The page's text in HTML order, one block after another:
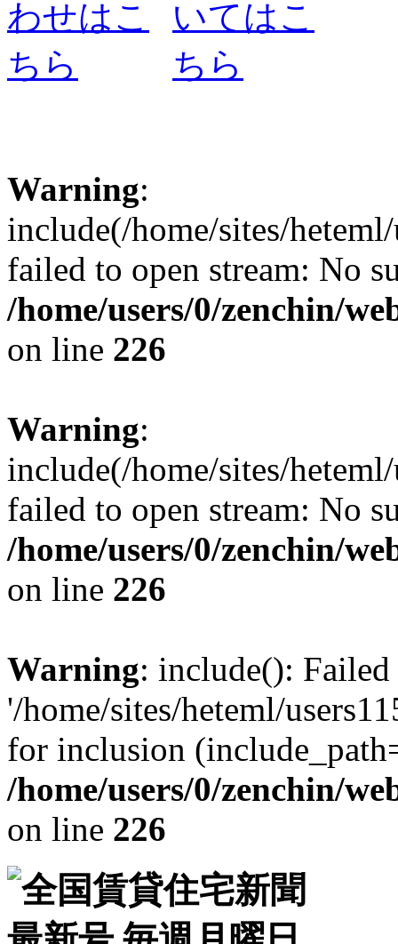
Warning:
include(/home/sites/
failed to open stream: No
/home/users/0/zenchin/
on line 226
Warning:
include(/home/sites/
failed to open stream: No
/home/users/0/zenchin/
on line 226
Warning: include():
'/home/sites/heteml/
for inclusion
/home/users/0/zenchin/
on line 226